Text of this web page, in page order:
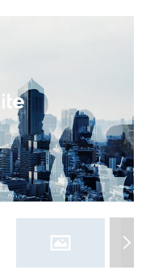
织